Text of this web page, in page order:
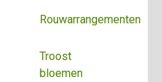
Rouwarrangementen
Troost
bloemen